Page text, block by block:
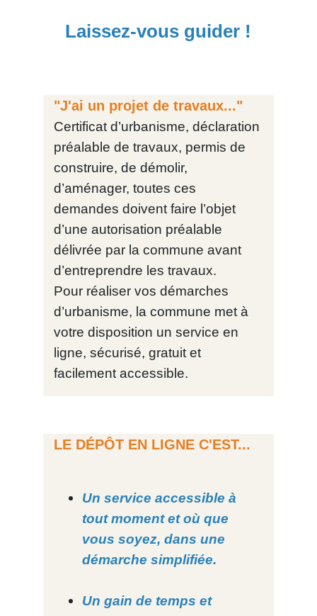
Laissez-vous guider !
"J'ai un projet de travaux..."
Certificat d’urbanisme, déclaration
préalable de travaux, permis de
construire, de démolir,
d’aménager, toutes ces
demandes doivent faire l’objet
d’une autorisation préalable
délivrée par la commune avant
d’entreprendre les travaux.
Pour réaliser vos démarches
d’urbanisme, la commune met à
votre disposition un service en
ligne, sécurisé, gratuit et
facilement accessible.
LE DÉPÔT EN LIGNE C'EST...
Un service accessible à
tout moment et où que
vous soyez, dans une
démarche simplifiée.
Un gain de temps et